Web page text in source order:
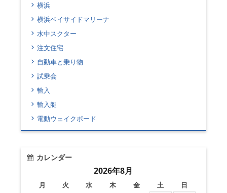
横浜
横浜ベイサイドマリーナ
水中スクター
注文住宅
自動車と乗り物
試乗会
輸入
輸入艇
電動ウェイクボード
カレンダー
2026年8月
月 火 水 木 金 土 日